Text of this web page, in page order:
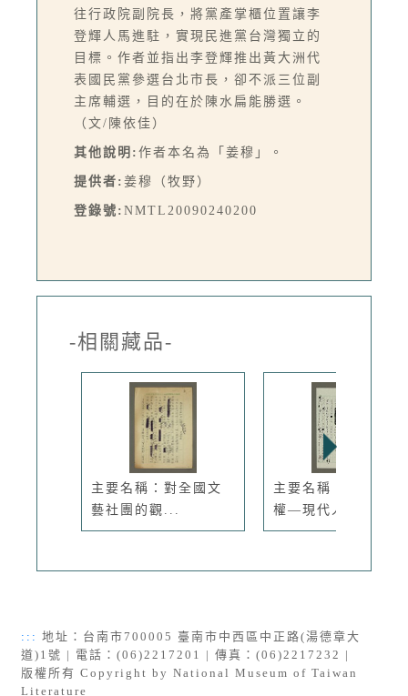
往行政院副院長，將黨產掌櫃位置讓李
登輝人馬進駐，實現民進黨台灣獨立的
目標。作者並指出李登輝推出黃大洲代
表國民黨參選台北市長，卻不派三位副
主席輔選，目的在於陳水扁能勝選。
（文/陳依佳）
其他說明: 作者本名為「姜穆」。
提供者: 姜穆（牧野）
登錄號: NMTL20090240200
-相關藏品-
主要名稱：對全國文
藝社團的觀...
主要名稱：金權與霸
權—現代人...
::: 地址：台南市700005 臺南市中西區中正路(湯德章大
道)1號 | 電話：(06)2217201 | 傳真：(06)2217232 |
版權所有 Copyright by National Museum of Taiwan
Literature